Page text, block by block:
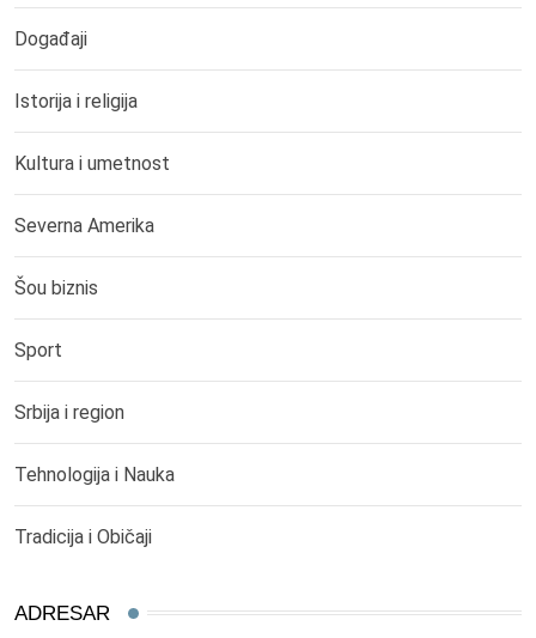
Događaji
Istorija i religija
Kultura i umetnost
Severna Amerika
Šou biznis
Sport
Srbija i region
Tehnologija i Nauka
Tradicija i Običaji
ADRESAR